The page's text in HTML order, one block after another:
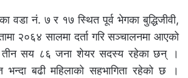
वडा नं. ७ र १७ स्थित पूर्व भेगका बुद्धिजीवी,
२०६४ सालमा दर्ता गरि सञ्चालनमा आएको
तीन सय ८६ जना शेयर सदस्य रहेका छन् ।
बढी महिलाको सहभागिता रहेको छ ।